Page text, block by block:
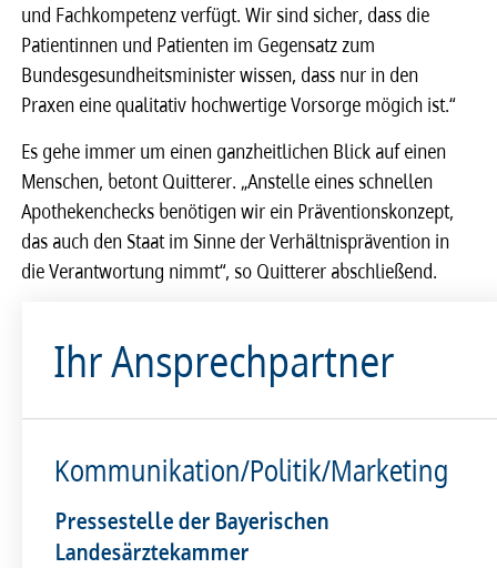
und Fachkompetenz verfügt. Wir sind sicher, dass die
Patientinnen und Patienten im Gegensatz zum
Bundesgesundheitsminister wissen, dass nur in den
Praxen eine qualitativ hochwertige Vorsorge mögich ist.“
Es gehe immer um einen ganzheitlichen Blick auf einen
Menschen, betont Quitterer. „Anstelle eines schnellen
Apothekenchecks benötigen wir ein Präventionskonzept,
das auch den Staat im Sinne der Verhältnisprävention in
die Verantwortung nimmt“, so Quitterer abschließend.
Ihr Ansprechpartner
Kommunikation/Politik/Marketing
Pressestelle der Bayerischen
Landesärztekammer